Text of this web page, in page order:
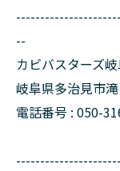
--
カビバスターズ
岐阜県多治見市
電話番号 : 050-